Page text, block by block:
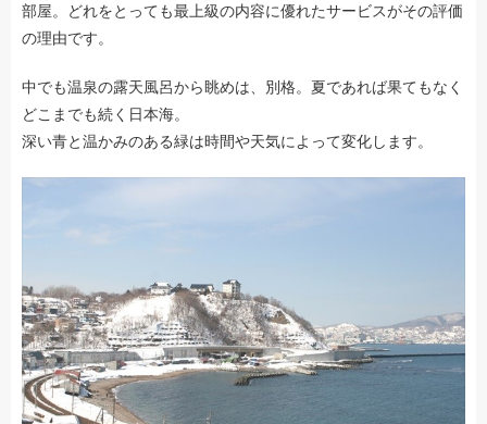
部屋。どれをとっても最上級の内容に優れたサービスがその評価
の理由です。
中でも温泉の露天風呂から眺めは、別格。夏であれば果てもなく
どこまでも続く日本海。
深い青と温かみのある緑は時間や天気によって変化します。